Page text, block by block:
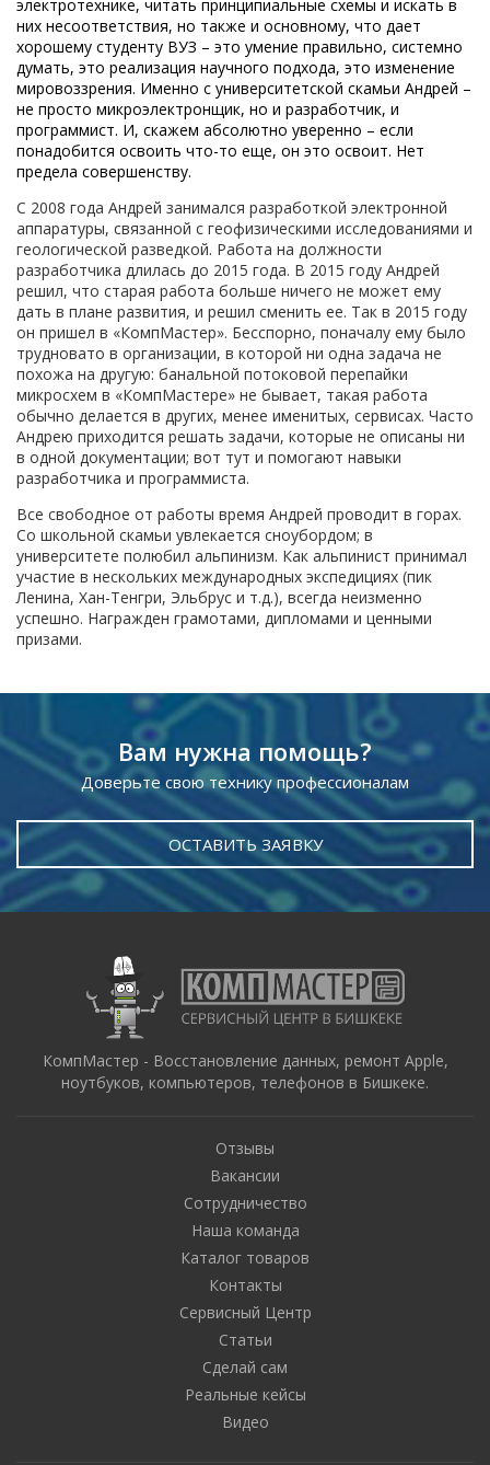
электротехнике, читать принципиальные схемы и искать в
них несоответствия, но также и основному, что дает
хорошему студенту ВУЗ – это умение правильно, системно
думать, это реализация научного подхода, это изменение
мировоззрения. Именно с университетской скамьи Андрей –
не просто микроэлектронщик, но и разработчик, и
программист. И, скажем абсолютно уверенно – если
понадобится освоить что-то еще, он это освоит. Нет
предела совершенству.
С 2008 года Андрей занимался разработкой электронной
аппаратуры, связанной с геофизическими исследованиями и
геологической разведкой. Работа на должности
разработчика длилась до 2015 года. В 2015 году Андрей
решил, что старая работа больше ничего не может ему
дать в плане развития, и решил сменить ее. Так в 2015 году
он пришел в «КомпМастер». Бесспорно, поначалу ему было
трудновато в организации, в которой ни одна задача не
похожа на другую: банальной потоковой перепайки
микросхем в «КомпМастере» не бывает, такая работа
обычно делается в других, менее именитых, сервисах. Часто
Андрею приходится решать задачи, которые не описаны ни
в одной документации; вот тут и помогают навыки
разработчика и программиста.
Все свободное от работы время Андрей проводит в горах.
Со школьной скамьи увлекается сноубордом; в
университете полюбил альпинизм. Как альпинист принимал
участие в нескольких международных экспедициях (пик
Ленина, Хан-Тенгри, Эльбрус и т.д.), всегда неизменно
успешно. Награжден грамотами, дипломами и ценными
призами.
Вам нужна помощь?
Доверьте свою технику профессионалам
ОСТАВИТЬ ЗАЯВКУ
КомпМастер - Восстановление данных, ремонт Apple,
ноутбуков, компьютеров, телефонов в Бишкеке.
Отзывы
Вакансии
Сотрудничество
Наша команда
Каталог товаров
Контакты
Сервисный Центр
Статьи
Сделай сам
Реальные кейсы
Видео